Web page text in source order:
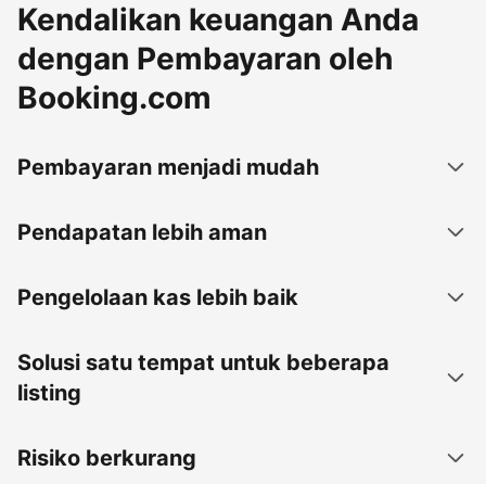
Kendalikan keuangan Anda
dengan Pembayaran oleh
Booking.com
Pembayaran menjadi mudah
Pendapatan lebih aman
Pengelolaan kas lebih baik
Solusi satu tempat untuk beberapa
listing
Risiko berkurang